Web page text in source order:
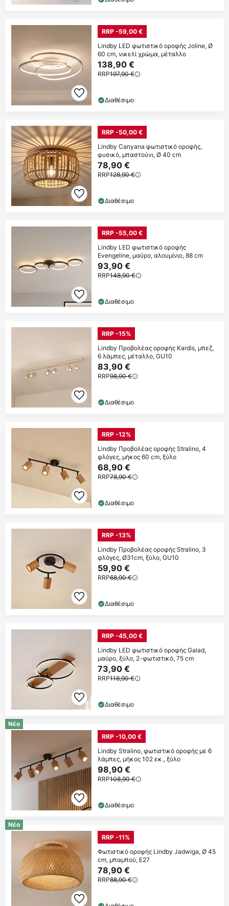
RRP -59,00 €
Lindby LED φωτιστικό οροφής Joline, Ø
60 cm, νικελί χρώμα, μέταλλο
138,90 €
RRP197,90 €
Διαθέσιμο
RRP -50,00 €
Lindby Canyana φωτιστικό οροφής,
φυσικό, μπαστούνι, Ø 40 cm
78,90 €
RRP128,90 €
Διαθέσιμο
RRP -55,00 €
Lindby LED φωτιστικό οροφής
Evengeline, μαύρο, αλουμίνιο, 88 cm
93,90 €
RRP148,90 €
Διαθέσιμο
RRP -15%
Lindby Προβολέας οροφής Kardis, μπεζ,
6 λάμπες, μέταλλο, GU10
83,90 €
RRP98,90 €
Διαθέσιμο
RRP -12%
Lindby Προβολέας οροφής Stralino, 4
φλόγες, μήκος 60 cm, ξύλο
68,90 €
RRP78,90 €
Διαθέσιμο
RRP -13%
Lindby Προβολέας οροφής Stralino, 3
φλόγες, Ø31cm, ξύλο, GU10
59,90 €
RRP68,90 €
Διαθέσιμο
RRP -45,00 €
Lindby LED φωτιστικό οροφής Galad,
μαύρο, ξύλο, 2-φωτιστικό, 75 cm
73,90 €
RRP118,90 €
Διαθέσιμο
Νέο
RRP -10,00 €
Lindby Stralino, φωτιστικό οροφής με 6
λάμπες, μήκος 102 εκ., ξύλο
98,90 €
RRP108,90 €
Διαθέσιμο
Νέο
RRP -11%
Φωτιστικό οροφής Lindby Jadwiga, Ø 45
cm, μπαμπού, E27
78,90 €
RRP88,90 €